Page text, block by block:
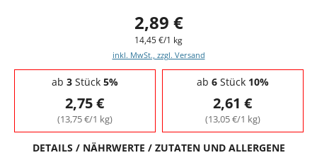
2,89 €
14,45 €/1 kg
inkl. MwSt., zzgl. Versand
Staffelpreise - Mengenrabatt
ab 3Stück 5%
2,75 €
(13,75 €/1 kg)
ab 6Stück 10%
2,61 €
(13,05 €/1 kg)
DETAILS / NÄHRWERTE / ZUTATEN UND ALLERGENE